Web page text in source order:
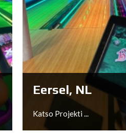
Hohenems, AT
Katso Projekti ...
Eersel, NL
Katso Projekti ...